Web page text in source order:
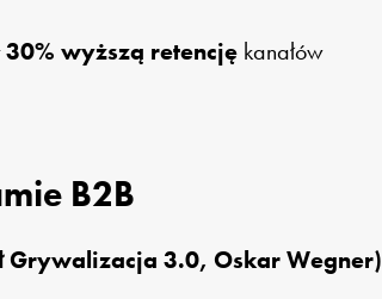
30% wyższą retencję kanałów
B2B
3.0, Oskar Wegner)